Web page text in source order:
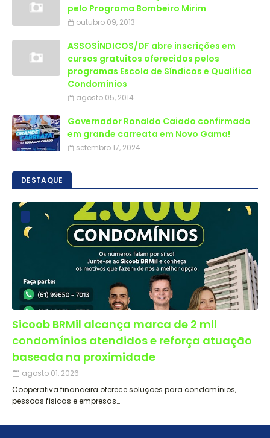
outubro 09, 2013
ASSOSÍNDICOS/DF abre inscrições em
cursos gratuitos oferecidos pelos
programas Escola de Síndicos e Qualifica
Condomínios
agosto 05, 2014
Governador Ronaldo Caiado confirmado
em grande carreata em Novo Gama!
setembro 17, 2024
DESTAQUE
Sicoob BRMil alcança marca de 2 mil
condomínios atendidos e reforça atuação
baseada na proximidade
agosto 01, 2026
Cooperativa financeira oferece soluções para condomínios,
pessoas físicas e empresas…